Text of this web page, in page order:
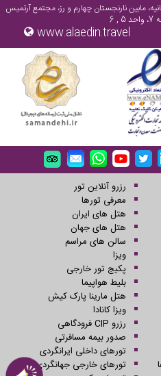
مابین نارنجستان چهارم و رز، مجتمع آرتمیس
6
www.alaedin.travel
رزرو آنلاین تور
معرفی تورها
هتل های ایران
هتل های جهان
سالن های مراسم
ویزا
پکیج تور خارجی
بلیط هواپیما
هتل مارینا پارک کیش
ویزا کانادا
رزرو CIP فرودگاهی
صدور بیمه مسافرتی
تورهای داخلی ایرانگردی
تورهای خارجی جهانگردی